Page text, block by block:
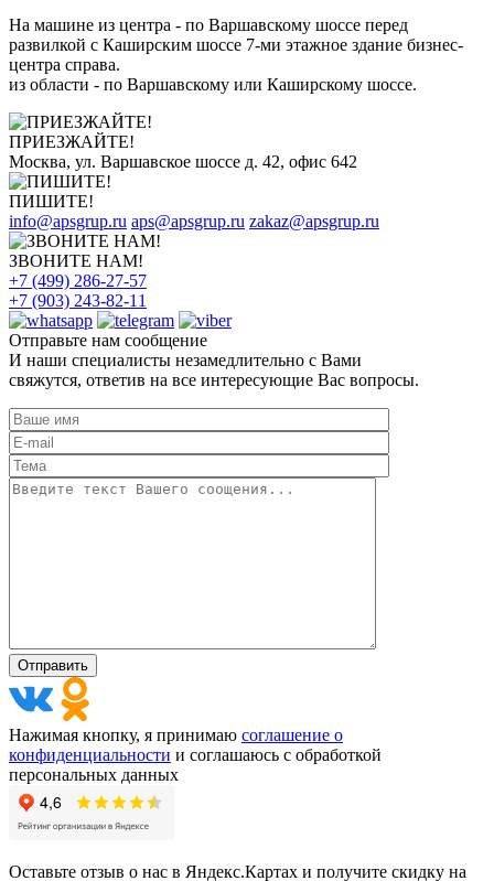
На машине из центра - по Варшавскому шоссе перед
развилкой с Каширским шоссе 7-ми этажное здание бизнес-
центра справа.
из области - по Варшавскому или Каширскому шоссе.
ПРИЕЗЖАЙТЕ!
Москва, ул. Варшавское шоссе д. 42, офис 642
ПИШИТЕ!
info@apsgrup.ru aps@apsgrup.ru zakaz@apsgrup.ru
ЗВОНИТЕ НАМ!
+7 (499) 286-27-57
+7 (903) 243-82-11
Отправьте нам сообщение
И наши специалисты незамедлительно с Вами
свяжутся, ответив на все интересующие Вас вопросы.
Нажимая кнопку, я принимаю соглашение о
конфиденциальности и соглашаюсь с обработкой
персональных данных
Оставьте отзыв о нас в Яндекс.Картах и получите скидку на